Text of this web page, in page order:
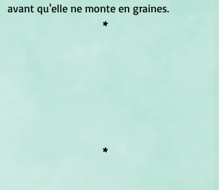
avant qu'elle ne monte en graines.
*
*